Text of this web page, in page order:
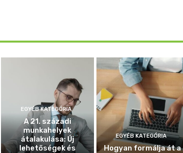
EGYÉB KATEGÓRIA
A 21. századi
munkahelyek
átalakulása: Új
lehetőségek és
EGYÉB KATEGÓRIA
Hogyan formálja át a